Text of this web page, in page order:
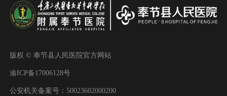
版权 © 奉节县人民医院官方网站
渝ICP备17006128号
公安机关备案号：50023602000200